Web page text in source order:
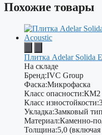
Похожие товары
Плитка Adelar Solida
На складе
Бренд:IVC Group
Фаска:Микрофаска
Класс опасности:КМ2
Класс изностойкости:
Укладка:Замковый тип
Материал:Каменно-
Толщина:5,0